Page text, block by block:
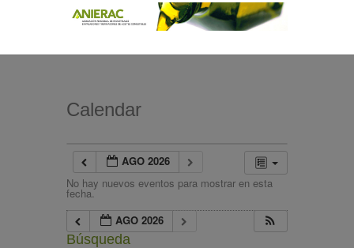
Calendar
AGO 2026
No hay nuevos eventos para mostrar en esta
fecha.
AGO 2026
Búsqueda